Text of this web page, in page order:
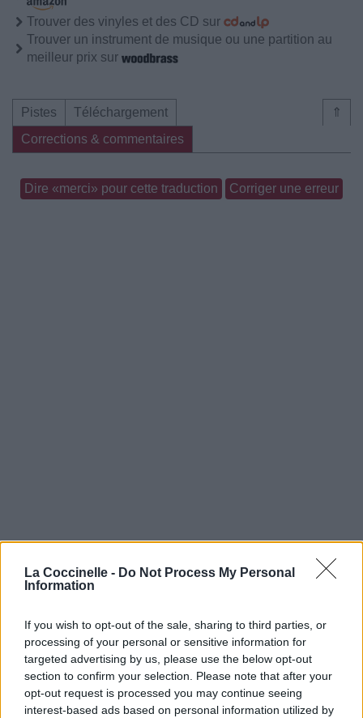
La Coccinelle - Do Not Process My Personal
Information
If you wish to opt-out of the sale, sharing to third parties, or
processing of your personal or sensitive information for
targeted advertising by us, please use the below opt-out
section to confirm your selection. Please note that after your
opt-out request is processed you may continue seeing
interest-based ads based on personal information utilized by
Trouver des vinyles et des CD sur
Trouver un instrument de musique ou une partition au
meilleur prix sur
⇑
Pistes
Téléchargement
Corrections & commentaires
Dire «merci» pour cette traduction Corriger une erreur